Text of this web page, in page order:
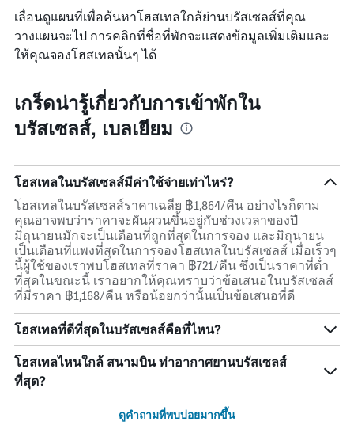
เลื่อนดูแผนที่เพื่อค้นหาโฮสเทลใกล้ย่านบรัสเซลส์ที่คุณ
วางแผนจะไป การคลิกที่ชื่อที่พักจะแสดงข้อมูลเพิ่มเติมและ
ให้คุณจองโฮสเทลนั้นๆ ได้
เกร็ดน่ารู้เกี่ยวกับการเข้าพักใน
บรัสเซลส์, เบลเยียม
โฮสเทลในบรัสเซลส์มีค่าใช้จ่ายเท่าไหร่?
โฮสเทลในบรัสเซลส์ราคาเฉลี่ย ฿1,864/คืน อย่างไรก็ตาม
คุณอาจพบว่าราคาจะผันผวนขึ้นอยู่กับช่วงเวลาของปี
มิถุนายนมักจะเป็นเดือนที่ถูกที่สุดในการจอง และมิถุนายน
เป็นเดือนที่แพงที่สุดในการจองโฮสเทลในบรัสเซลส์ เมื่อเร็วๆ
นี้ผู้ใช้ของเราพบโฮสเทลที่ราคา ฿721/คืน ซึ่งเป็นราคาที่ต่ำ
ที่สุดในขณะนี้ เราอยากให้คุณทราบว่าข้อเสนอในบรัสเซลส์
ที่มีราคา ฿1,168/คืน หรือน้อยกว่านั้นเป็นข้อเสนอที่ดี
โฮสเทลที่ดีที่สุดในบรัสเซลส์คือที่ไหน?
โฮสเทลไหนใกล้ สนามบิน ท่าอากาศยานบรัสเซลส์
ที่สุด?
ดูคำถามที่พบบ่อยมากขึ้น